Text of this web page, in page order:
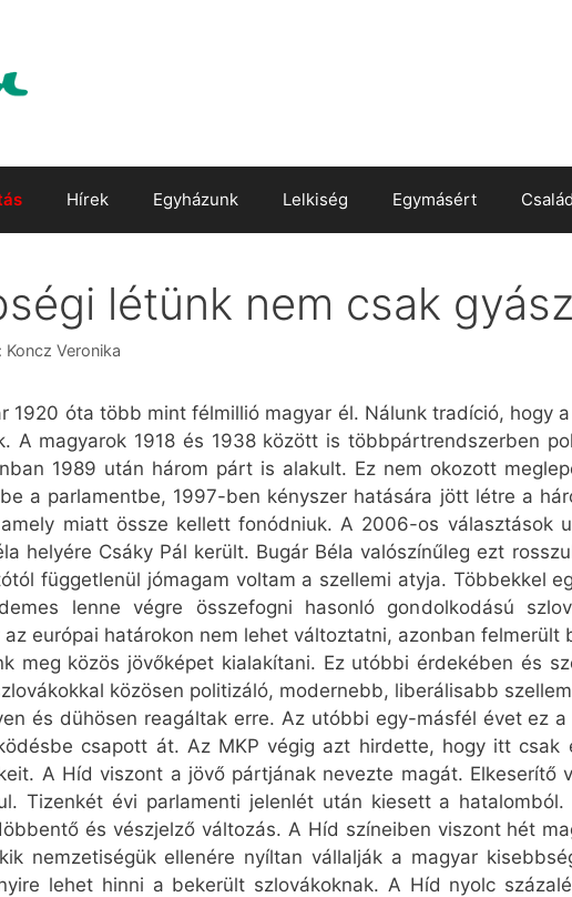
Hírek Egyházunk Lelkiség Egymásért Család
létünk nem csak
Koncz Veronika
1920 óta több mint félmillió magyar él. Nálunk tradíció, hogy
A magyarok 1918 és 1938 között is többpártrendszerben
1989 után három párt is alakult. Ez nem okozott
a parlamentbe, 1997-ben kényszer hatására jött létre a
miatt össze kellett fonódniuk. A 2006-os választások
helyére Csáky Pál került. Bugár Béla valószínűleg ezt
függetlenül jómagam voltam a szellemi atyja. Többekkel
lenne végre összefogni hasonló gondolkodású
európai határokon nem lehet változtatni, azonban felmerült
meg közös jövőképet kialakítani. Ez utóbbi érdekében és
közösen politizáló, modernebb, liberálisabb
és dühösen reagáltak erre. Az utóbbi egy-másfél évet ez
csapott át. Az MKP végig azt hirdette, hogy itt
A Híd viszont a jövő pártjának nevezte magát.
Tizenkét évi parlamenti jelenlét után kiesett a
és vészjelző változás. A Híd színeiben viszont hét
nemzetiségük ellenére nyíltan vállalják a magyar
lehet hinni a bekerült szlovákoknak. A Híd nyolc